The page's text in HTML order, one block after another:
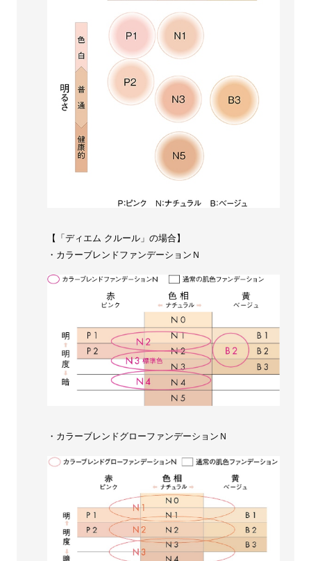
【「ディエム クルール」の場合】
・カラーブレンドファンデーションＮ
・カラーブレンドグローファンデーションＮ